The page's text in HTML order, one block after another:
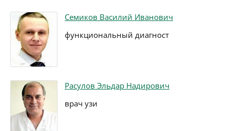
Семиков Василий Иванович
функциональный диагност
Расулов Эльдар Надирович
врач узи